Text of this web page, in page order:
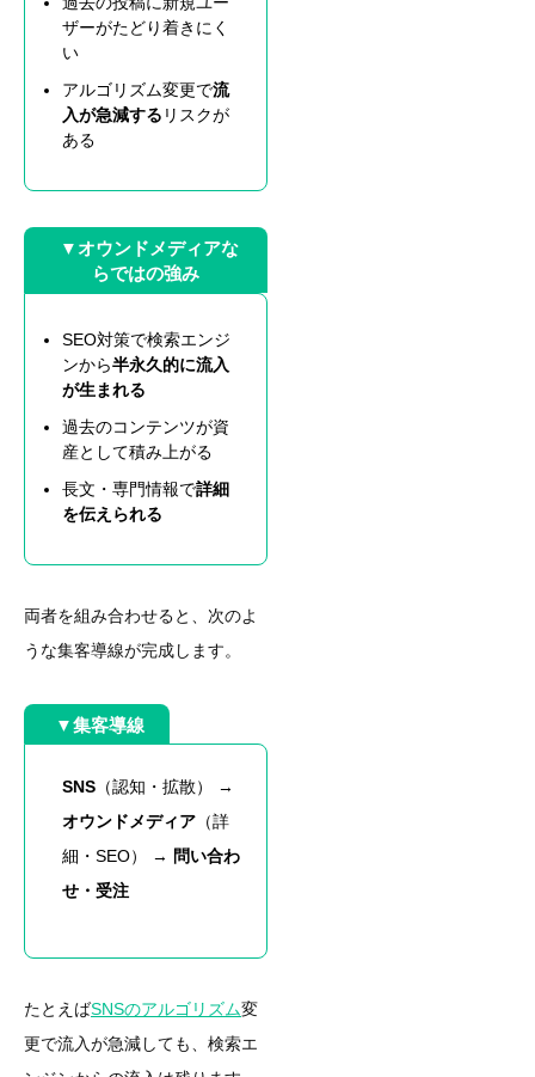
ザーがたどり着きにく
い
アルゴリズム変更で流
入が急減する リスクが
ある
▼オウンドメディアな
らではの強み
SEO対策で検索エンジ
ンから半永久的に流入
が生まれる
過去のコンテンツが資
産として積み上がる
長文・専門情報で詳細
を伝えられる
両者を組み合わせると、次のよ
うな集客導線が完成します。
▼集客導線
SNS （認知・拡散） →
オウンドメディア （詳
細・SEO） → 問い合わ
せ・受注
たとえばSNSのアルゴリズム変
更で流入が急減しても、検索エ